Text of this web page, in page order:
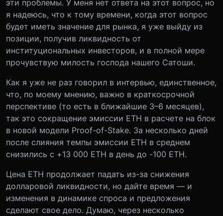
эти проблемы. У меня нет ответа на этот вопрос, но
я надеюсь, что к тому времени, когда этот вопрос
будет иметь значение для рынка, я уже выйду из
позиции, получив ликвидность от
институциональных инвесторов, и в полной мере
прочувствую милость господа нашего Сатоши.
Как я уже не раз говорил в интервью, единственное,
что, по моему мнению, важно в краткосрочной
перспективе (то есть в ближайшие 3–6 месяцев),
так это сокращение эмиссии ETH в расчете на блок
в новой модели Proof-of-Stake. За несколько дней
после слияния темпы эмиссии ETH в среднем
снизились с +13 000 ETH в день до -100 ETH.
Цена ETH продолжает падать из-за снижения
долларовой ликвидности, но дайте время — и
изменения в динамике спроса и предложения
сделают свое дело. Думаю, через несколько